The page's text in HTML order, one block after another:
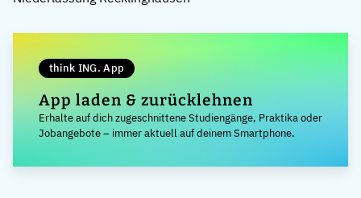
think ING. App
App laden & zurücklehnen
Erhalte auf dich zugeschnittene Studiengänge, Praktika oder
Jobangebote – immer aktuell auf deinem Smartphone.